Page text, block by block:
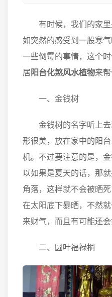
有时候，我们的家里
如突然的感受到一股寒
一些倒霉的事情，这个
居 阳台化煞风水植物来
一、金钱树
金钱树的名字听上去
形很美，放在家中的阳
机。不过要注意的是，
以如果是夏天的话，那
角落，这样就不会被晒
在太阳底下暴晒，不然
来财气，而且有可能还会
二、圆叶福禄桐